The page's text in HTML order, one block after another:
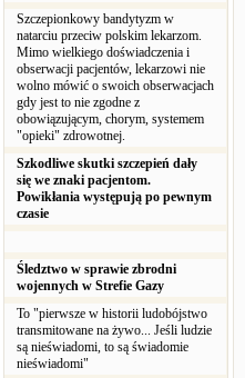
Szczepionkowy bandytyzm w
natarciu przeciw polskim lekarzom.
Mimo wielkiego doświadczenia i
obserwacji pacjentów, lekarzowi nie
wolno mówić o swoich obserwacjach
gdy jest to nie zgodne z
obowiązującym, chorym, systemem
"opieki" zdrowotnej.
Szkodliwe skutki szczepień dały
się we znaki pacjentom.
Powikłania występują po pewnym
czasie
Śledztwo w sprawie zbrodni
wojennych w Strefie Gazy
To "pierwsze w historii ludobójstwo
transmitowane na żywo... Jeśli ludzie
są nieświadomi, to są świadomie
nieświadomi"